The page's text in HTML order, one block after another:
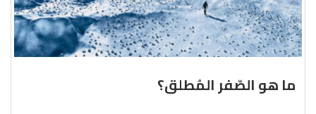
ما هو الصّفر المُطلق؟